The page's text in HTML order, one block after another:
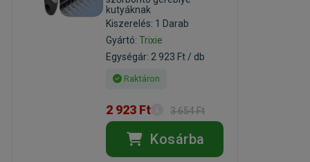
kutyáknak
Kiszerelés: 1 Darab
Gyártó:Trixie
Egységár: 2 923 Ft / db
Raktáron
2 923 Ft 3 654 Ft
Kosárba